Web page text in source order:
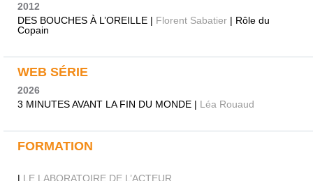
2012
DES BOUCHES À L’OREILLE | Florent Sabatier | Rôle du
Copain
WEB SÉRIE
2026
3 MINUTES AVANT LA FIN DU MONDE | Léa Rouaud
FORMATION
| LE LABORATOIRE DE L’ACTEUR